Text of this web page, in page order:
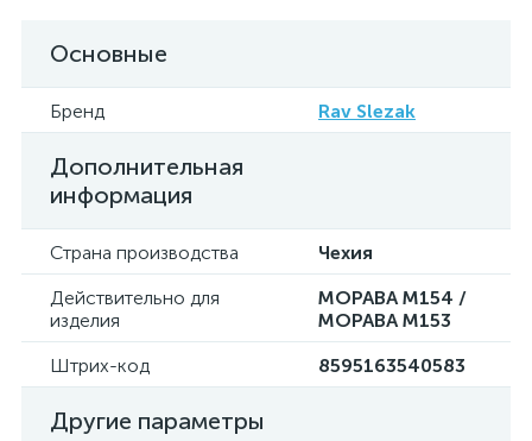
Основные
Бренд Rav Slezak
Дополнительная
информация
Страна производства
Чехия
Действительно для
изделия
МОРАВА M154 /
МОРАВА M153
Штрих-код
8595163540583
Другие параметры